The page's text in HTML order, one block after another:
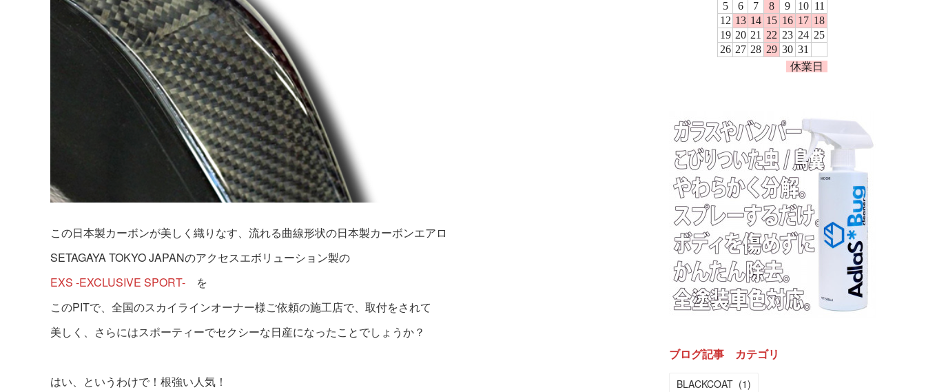
この日本製カーボンが美しく織りなす、流れる曲線形状の日本製カーボンエアロ
SETAGAYA TOKYO JAPANのアクセスエボリューション製の
EXS -EXCLUSIVE SPORT- を
このPITで、全国のスカイラインオーナー様ご依頼の施工店で、取付をされて
美しく、さらにはスポーティーでセクシーな日産になったことでしょうか？
はい、というわけで！根強い人気！
ブログ記事 カテゴリ
BLACKCOAT (1)